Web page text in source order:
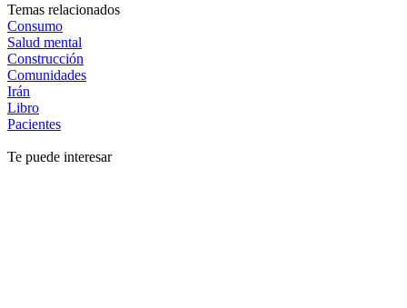
Temas relacionados
Consumo
Salud mental
Construcción
Comunidades
Irán
Libro
Pacientes
Te puede interesar